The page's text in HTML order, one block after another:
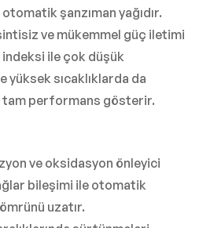
şanzıman yağıdır.
ve mükemmel güç iletimi
ile çok düşük
yüksek sıcaklıklarda da
tam performans gösterir.
ve oksidasyon önleyici
bileşimi ile otomatik
uzatır.